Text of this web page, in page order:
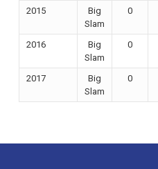
2015
Big
Slam
0
2016
Big
Slam
0
2017
Big
Slam
0